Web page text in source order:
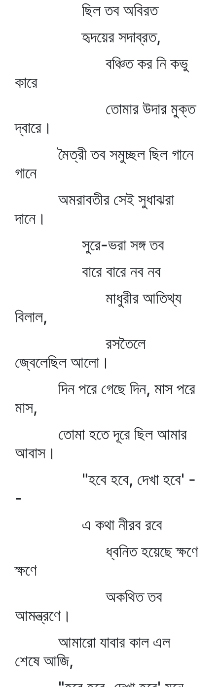
ছিল তব অবিরত
হৃদয়ের সদাব্রত,
বঞ্চিত কর নি কভু
কারে
তোমার উদার মুক্ত
দ্বারে।
মৈত্রী তব সমুচ্ছল ছিল গানে
গানে
অমরাবতীর সেই সুধাঝরা
দানে।
সুরে-ভরা সঙ্গ তব
বারে বারে নব নব
মাধুরীর আতিথ্য
বিলাল,
রসতৈলে
জ্বেলেছিল আলো।
দিন পরে গেছে দিন, মাস পরে
মাস,
তোমা হতে দূরে ছিল আমার
আবাস।
"হবে হবে, দেখা হবে' -
-
এ কথা নীরব রবে
ধ্বনিত হয়েছে ক্ষণে
ক্ষণে
অকথিত তব
আমন্ত্রণে।
আমারো যাবার কাল এল
শেষে আজি,